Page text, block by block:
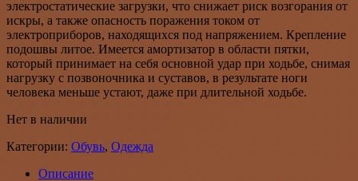
электростатические загрузки, что снижает риск возгорания от
искры, а также опасность поражения током от
электроприборов, находящихся под напряжением. Крепление
подошвы литое. Имеется амортизатор в области пятки,
который принимает на себя основной удар при ходьбе, снимая
нагрузку с позвоночника и суставов, в результате ноги
человека меньше устают, даже при длительной ходьбе.
Нет в наличии
Категории: Обувь, Одежда
Описание